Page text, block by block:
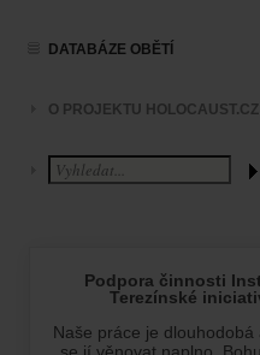
DATABÁZE OBĚTÍ
O PROJEKTU HOLOCAUST.CZ